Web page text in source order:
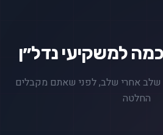
למשקיעי נדל״ן
אחרי שלב, לפני שאתם מקבלים
החלטה